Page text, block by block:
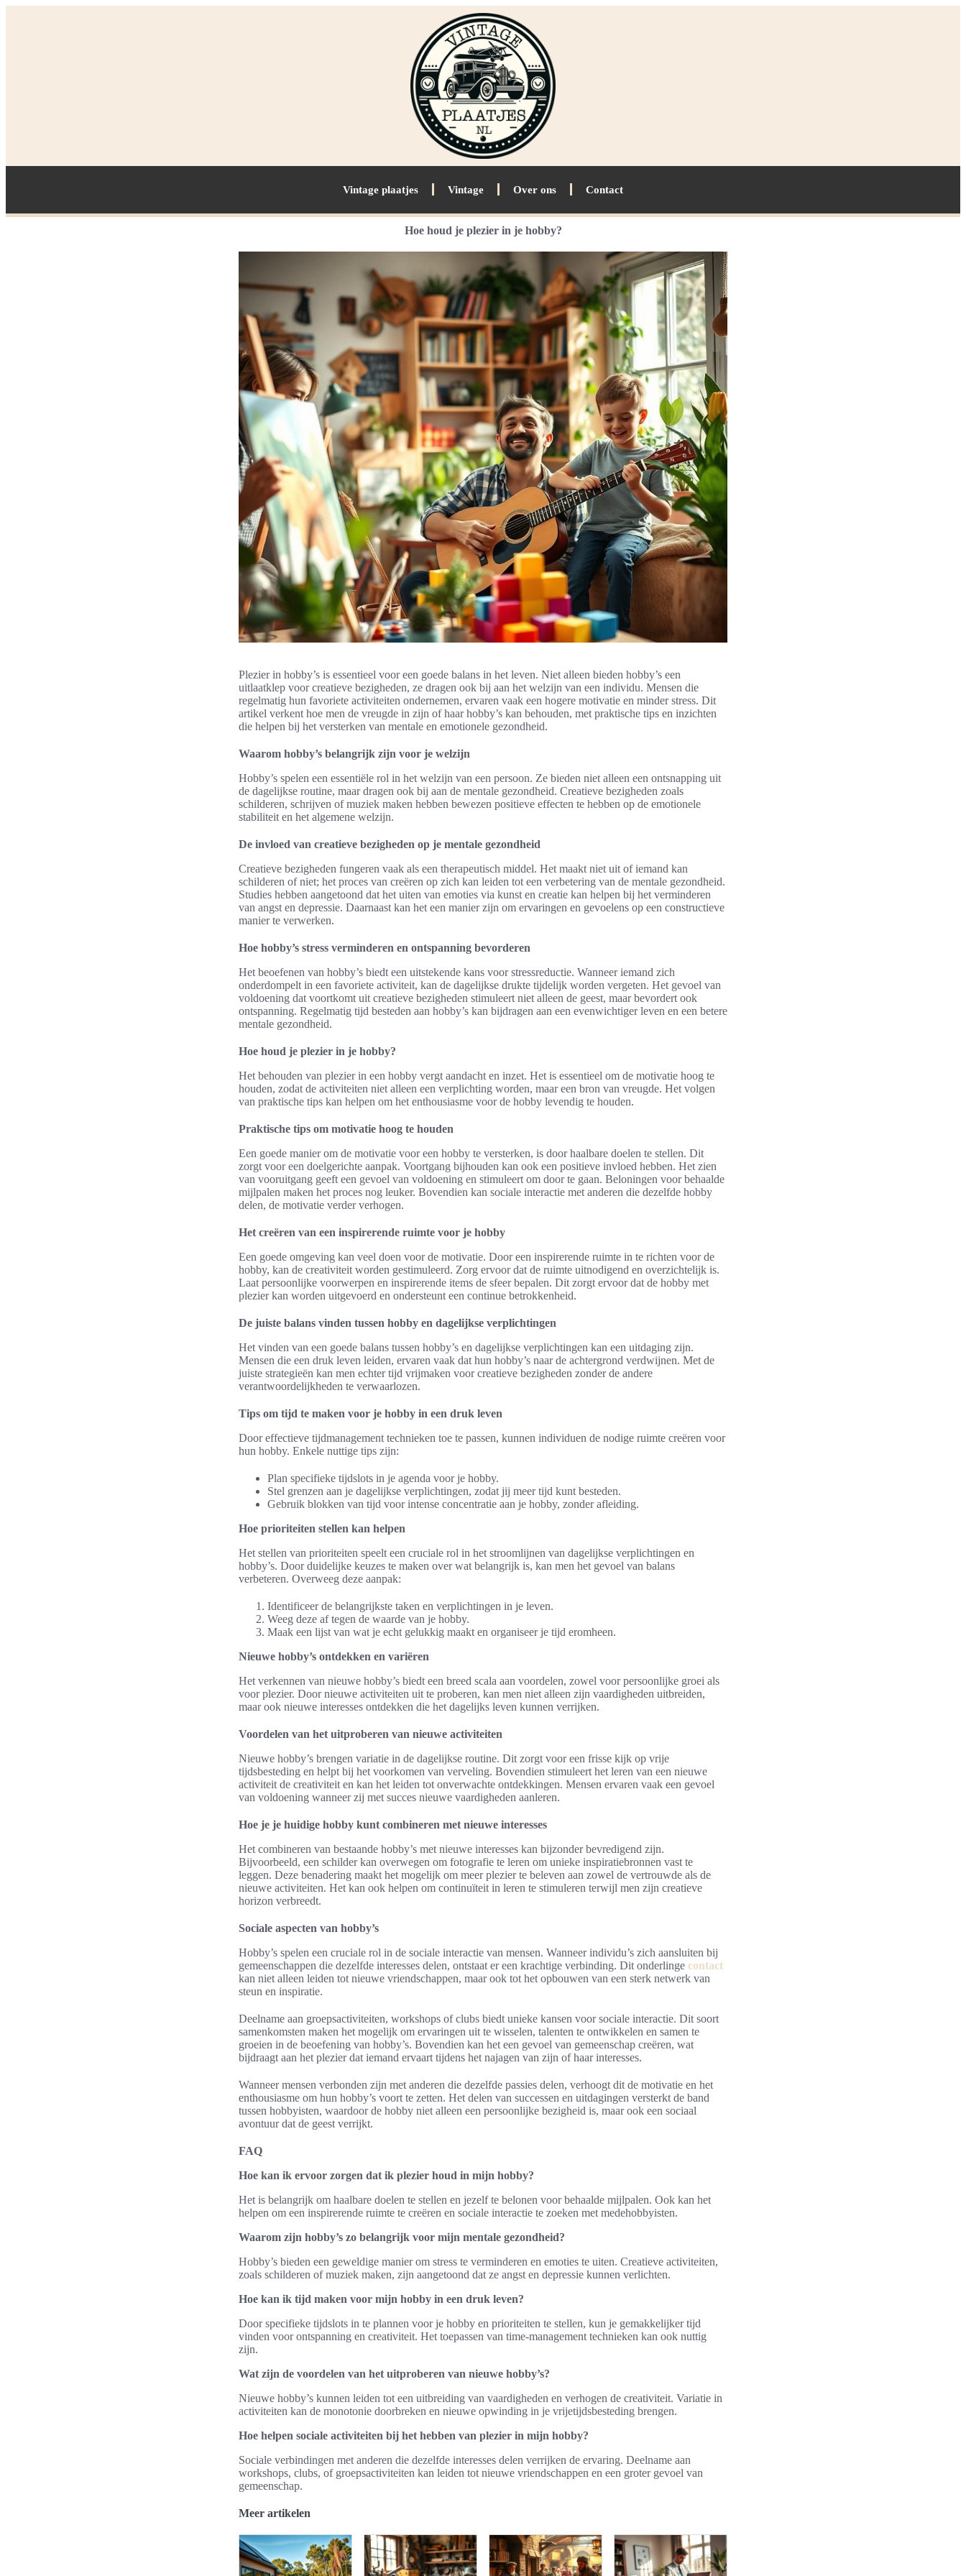
Vintage plaatjes Vintage Over ons Contact
Hoe houd je plezier in je hobby?
Plezier in hobby’s is essentieel voor een goede balans in het leven. Niet alleen bieden hobby’s een
uitlaatklep voor creatieve bezigheden, ze dragen ook bij aan het welzijn van een individu. Mensen die
regelmatig hun favoriete activiteiten ondernemen, ervaren vaak een hogere motivatie en minder stress. Dit
artikel verkent hoe men de vreugde in zijn of haar hobby’s kan behouden, met praktische tips en inzichten
die helpen bij het versterken van mentale en emotionele gezondheid.
Waarom hobby’s belangrijk zijn voor je welzijn
Hobby’s spelen een essentiële rol in het welzijn van een persoon. Ze bieden niet alleen een ontsnapping uit
de dagelijkse routine, maar dragen ook bij aan de mentale gezondheid. Creatieve bezigheden zoals
schilderen, schrijven of muziek maken hebben bewezen positieve effecten te hebben op de emotionele
stabiliteit en het algemene welzijn.
De invloed van creatieve bezigheden op je mentale gezondheid
Creatieve bezigheden fungeren vaak als een therapeutisch middel. Het maakt niet uit of iemand kan
schilderen of niet; het proces van creëren op zich kan leiden tot een verbetering van de mentale gezondheid.
Studies hebben aangetoond dat het uiten van emoties via kunst en creatie kan helpen bij het verminderen
van angst en depressie. Daarnaast kan het een manier zijn om ervaringen en gevoelens op een constructieve
manier te verwerken.
Hoe hobby’s stress verminderen en ontspanning bevorderen
Het beoefenen van hobby’s biedt een uitstekende kans voor stressreductie. Wanneer iemand zich
onderdompelt in een favoriete activiteit, kan de dagelijkse drukte tijdelijk worden vergeten. Het gevoel van
voldoening dat voortkomt uit creatieve bezigheden stimuleert niet alleen de geest, maar bevordert ook
ontspanning. Regelmatig tijd besteden aan hobby’s kan bijdragen aan een evenwichtiger leven en een betere
mentale gezondheid.
Hoe houd je plezier in je hobby?
Het behouden van plezier in een hobby vergt aandacht en inzet. Het is essentieel om de motivatie hoog te
houden, zodat de activiteiten niet alleen een verplichting worden, maar een bron van vreugde. Het volgen
van praktische tips kan helpen om het enthousiasme voor de hobby levendig te houden.
Praktische tips om motivatie hoog te houden
Een goede manier om de motivatie voor een hobby te versterken, is door haalbare doelen te stellen. Dit
zorgt voor een doelgerichte aanpak. Voortgang bijhouden kan ook een positieve invloed hebben. Het zien
van vooruitgang geeft een gevoel van voldoening en stimuleert om door te gaan. Beloningen voor behaalde
mijlpalen maken het proces nog leuker. Bovendien kan sociale interactie met anderen die dezelfde hobby
delen, de motivatie verder verhogen.
Het creëren van een inspirerende ruimte voor je hobby
Een goede omgeving kan veel doen voor de motivatie. Door een inspirerende ruimte in te richten voor de
hobby, kan de creativiteit worden gestimuleerd. Zorg ervoor dat de ruimte uitnodigend en overzichtelijk is.
Laat persoonlijke voorwerpen en inspirerende items de sfeer bepalen. Dit zorgt ervoor dat de hobby met
plezier kan worden uitgevoerd en ondersteunt een continue betrokkenheid.
De juiste balans vinden tussen hobby en dagelijkse verplichtingen
Het vinden van een goede balans tussen hobby’s en dagelijkse verplichtingen kan een uitdaging zijn.
Mensen die een druk leven leiden, ervaren vaak dat hun hobby’s naar de achtergrond verdwijnen. Met de
juiste strategieën kan men echter tijd vrijmaken voor creatieve bezigheden zonder de andere
verantwoordelijkheden te verwaarlozen.
Tips om tijd te maken voor je hobby in een druk leven
Door effectieve tijdmanagement technieken toe te passen, kunnen individuen de nodige ruimte creëren voor
hun hobby. Enkele nuttige tips zijn:
Plan specifieke tijdslots in je agenda voor je hobby.
Stel grenzen aan je dagelijkse verplichtingen, zodat jij meer tijd kunt besteden.
Gebruik blokken van tijd voor intense concentratie aan je hobby, zonder afleiding.
Hoe prioriteiten stellen kan helpen
Het stellen van prioriteiten speelt een cruciale rol in het stroomlijnen van dagelijkse verplichtingen en
hobby’s. Door duidelijke keuzes te maken over wat belangrijk is, kan men het gevoel van balans
verbeteren. Overweeg deze aanpak:
Identificeer de belangrijkste taken en verplichtingen in je leven.
Weeg deze af tegen de waarde van je hobby.
Maak een lijst van wat je echt gelukkig maakt en organiseer je tijd eromheen.
Nieuwe hobby’s ontdekken en variëren
Het verkennen van nieuwe hobby’s biedt een breed scala aan voordelen, zowel voor persoonlijke groei als
voor plezier. Door nieuwe activiteiten uit te proberen, kan men niet alleen zijn vaardigheden uitbreiden,
maar ook nieuwe interesses ontdekken die het dagelijks leven kunnen verrijken.
Voordelen van het uitproberen van nieuwe activiteiten
Nieuwe hobby’s brengen variatie in de dagelijkse routine. Dit zorgt voor een frisse kijk op vrije
tijdsbesteding en helpt bij het voorkomen van verveling. Bovendien stimuleert het leren van een nieuwe
activiteit de creativiteit en kan het leiden tot onverwachte ontdekkingen. Mensen ervaren vaak een gevoel
van voldoening wanneer zij met succes nieuwe vaardigheden aanleren.
Hoe je je huidige hobby kunt combineren met nieuwe interesses
Het combineren van bestaande hobby’s met nieuwe interesses kan bijzonder bevredigend zijn.
Bijvoorbeeld, een schilder kan overwegen om fotografie te leren om unieke inspiratiebronnen vast te
leggen. Deze benadering maakt het mogelijk om meer plezier te beleven aan zowel de vertrouwde als de
nieuwe activiteiten. Het kan ook helpen om continuïteit in leren te stimuleren terwijl men zijn creatieve
horizon verbreedt.
Sociale aspecten van hobby’s
Hobby’s spelen een cruciale rol in de sociale interactie van mensen. Wanneer individu’s zich aansluiten bij
gemeenschappen die dezelfde interesses delen, ontstaat er een krachtige verbinding. Dit onderlinge contact
kan niet alleen leiden tot nieuwe vriendschappen, maar ook tot het opbouwen van een sterk netwerk van
steun en inspiratie.
Deelname aan groepsactiviteiten, workshops of clubs biedt unieke kansen voor sociale interactie. Dit soort
samenkomsten maken het mogelijk om ervaringen uit te wisselen, talenten te ontwikkelen en samen te
groeien in de beoefening van hobby’s. Bovendien kan het een gevoel van gemeenschap creëren, wat
bijdraagt aan het plezier dat iemand ervaart tijdens het najagen van zijn of haar interesses.
Wanneer mensen verbonden zijn met anderen die dezelfde passies delen, verhoogt dit de motivatie en het
enthousiasme om hun hobby’s voort te zetten. Het delen van successen en uitdagingen versterkt de band
tussen hobbyisten, waardoor de hobby niet alleen een persoonlijke bezigheid is, maar ook een sociaal
avontuur dat de geest verrijkt.
FAQ
Hoe kan ik ervoor zorgen dat ik plezier houd in mijn hobby?
Het is belangrijk om haalbare doelen te stellen en jezelf te belonen voor behaalde mijlpalen. Ook kan het
helpen om een inspirerende ruimte te creëren en sociale interactie te zoeken met medehobbyisten.
Waarom zijn hobby’s zo belangrijk voor mijn mentale gezondheid?
Hobby’s bieden een geweldige manier om stress te verminderen en emoties te uiten. Creatieve activiteiten,
zoals schilderen of muziek maken, zijn aangetoond dat ze angst en depressie kunnen verlichten.
Hoe kan ik tijd maken voor mijn hobby in een druk leven?
Door specifieke tijdslots in te plannen voor je hobby en prioriteiten te stellen, kun je gemakkelijker tijd
vinden voor ontspanning en creativiteit. Het toepassen van time-management technieken kan ook nuttig
zijn.
Wat zijn de voordelen van het uitproberen van nieuwe hobby’s?
Nieuwe hobby’s kunnen leiden tot een uitbreiding van vaardigheden en verhogen de creativiteit. Variatie in
activiteiten kan de monotonie doorbreken en nieuwe opwinding in je vrijetijdsbesteding brengen.
Hoe helpen sociale activiteiten bij het hebben van plezier in mijn hobby?
Sociale verbindingen met anderen die dezelfde interesses delen verrijken de ervaring. Deelname aan
workshops, clubs, of groepsactiviteiten kan leiden tot nieuwe vriendschappen en een groter gevoel van
gemeenschap.
Meer artikelen